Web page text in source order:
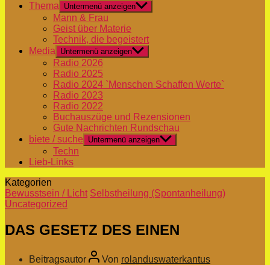
Thema
Untermenü anzeigen
Mann & Frau
Geist über Materie
Technik, die begeistert
Media
Untermenü anzeigen
Radio 2026
Radio 2025
Radio 2024 `Menschen Schaffen Werte`
Radio 2023
Radio 2022
Buchauszüge und Rezensionen
Gute Nachrichten Rundschau
biete / suche
Untermenü anzeigen
Techn
Lieb-Links
Kategorien
Bewusstsein / Licht Selbstheilung (Spontanheilung)
Uncategorized
DAS GESETZ DES EINEN
Beitragsautor Von rolanduswaterkantus